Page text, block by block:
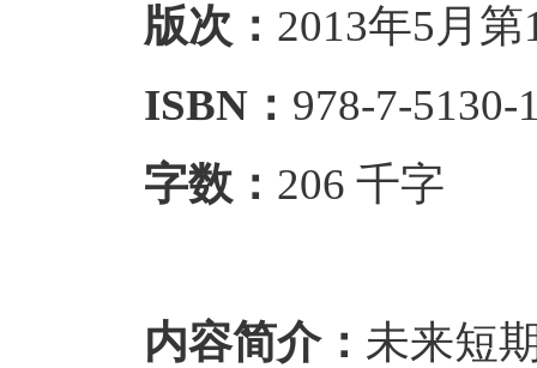
版次： 2013年5月第
ISBN： 978-7-5130-
字数： 206 千字
内容简介： 未来短